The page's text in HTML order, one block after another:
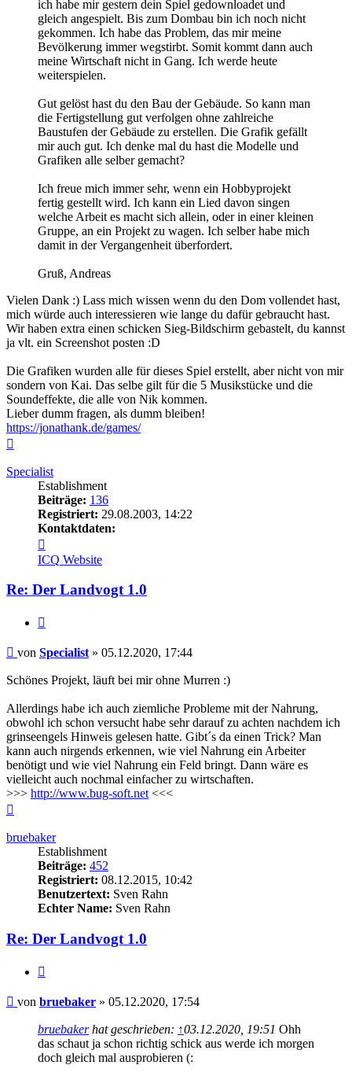
ich habe mir gestern dein Spiel gedownloadet und
gleich angespielt. Bis zum Dombau bin ich noch nicht
gekommen. Ich habe das Problem, das mir meine
Bevölkerung immer wegstirbt. Somit kommt dann auch
meine Wirtschaft nicht in Gang. Ich werde heute
weiterspielen.
Gut gelöst hast du den Bau der Gebäude. So kann man
die Fertigstellung gut verfolgen ohne zahlreiche
Baustufen der Gebäude zu erstellen. Die Grafik gefällt
mir auch gut. Ich denke mal du hast die Modelle und
Grafiken alle selber gemacht?
Ich freue mich immer sehr, wenn ein Hobbyprojekt
fertig gestellt wird. Ich kann ein Lied davon singen
welche Arbeit es macht sich allein, oder in einer kleinen
Gruppe, an ein Projekt zu wagen. Ich selber habe mich
damit in der Vergangenheit überfordert.
Gruß, Andreas
Vielen Dank :) Lass mich wissen wenn du den Dom vollendet hast,
mich würde auch interessieren wie lange du dafür gebraucht hast.
Wir haben extra einen schicken Sieg-Bildschirm gebastelt, du kannst
ja vlt. ein Screenshot posten :D
Die Grafiken wurden alle für dieses Spiel erstellt, aber nicht von mir
sondern von Kai. Das selbe gilt für die 5 Musikstücke und die
Soundeffekte, die alle von Nik kommen.
Lieber dumm fragen, als dumm bleiben!
https://jonathank.de/games/
Specialist
Establishment
Beiträge: 136
Registriert: 29.08.2003, 14:22
Kontaktdaten:
von
Specialist
ICQ Website
Re: Der Landvogt 1.0
Beitrag
von Specialist » 05.12.2020, 17:44
Schönes Projekt, läuft bei mir ohne Murren :)
Allerdings habe ich auch ziemliche Probleme mit der Nahrung,
obwohl ich schon versucht habe sehr darauf zu achten nachdem ich
grinseengels Hinweis gelesen hatte. Gibt´s da einen Trick? Man
kann auch nirgends erkennen, wie viel Nahrung ein Arbeiter
benötigt und wie viel Nahrung ein Feld bringt. Dann wäre es
vielleicht auch nochmal einfacher zu wirtschaften.
>>> http://www.bug-soft.net <<<
bruebaker
Establishment
Beiträge: 452
Registriert: 08.12.2015, 10:42
Benutzertext: Sven Rahn
Echter Name: Sven Rahn
Re: Der Landvogt 1.0
Beitrag
von bruebaker » 05.12.2020, 17:54
bruebakerhat geschrieben: ↑03.12.2020, 19:51 Ohh
das schaut ja schon richtig schick aus werde ich morgen
doch gleich mal ausprobieren (: